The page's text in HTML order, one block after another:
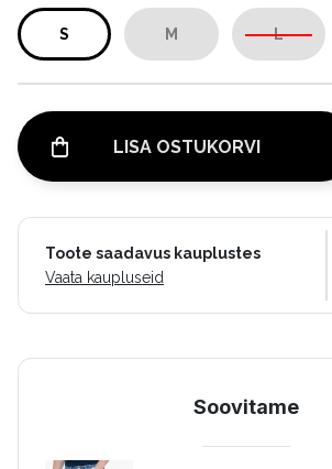
S M L
LISA OSTUKORVI
Toote saadavus kauplustes
Vaata kaupluseid
Soovitame